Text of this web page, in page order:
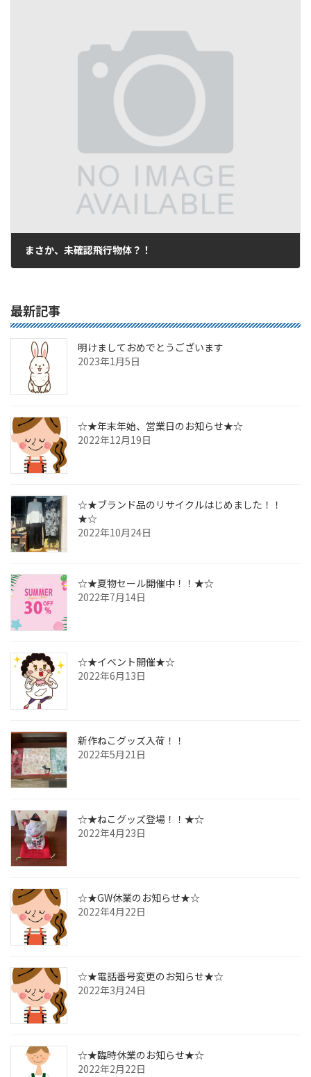
まさか、未確認飛行物体？！
最新記事
明けましておめでとうございます
2023年1月5日
☆★年末年始、営業日のお知らせ★☆
2022年12月19日
☆★ブランド品のリサイクルはじめました！！
★☆
2022年10月24日
☆★夏物セール開催中！！★☆
2022年7月14日
☆★イベント開催★☆
2022年6月13日
新作ねこグッズ入荷！！
2022年5月21日
☆★ねこグッズ登場！！★☆
2022年4月23日
☆★GW休業のお知らせ★☆
2022年4月22日
☆★電話番号変更のお知らせ★☆
2022年3月24日
☆★臨時休業のお知らせ★☆
2022年2月22日